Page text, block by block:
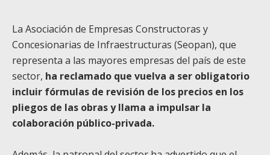
La Asociación de Empresas Constructoras y
Concesionarias de Infraestructuras (Seopan), que
representa a las mayores empresas del país de este
sector, ha reclamado que vuelva a ser obligatorio
incluir fórmulas de revisión de los precios en los
pliegos de las obras y llama a impulsar la
colaboración público-privada.